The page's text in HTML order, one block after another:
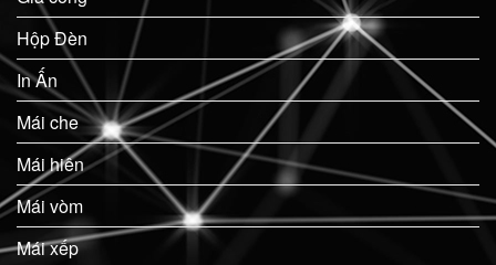
Hộp Đèn
In Ấn
Mái che
Mái hiên
Mái vòm
Mái xếp